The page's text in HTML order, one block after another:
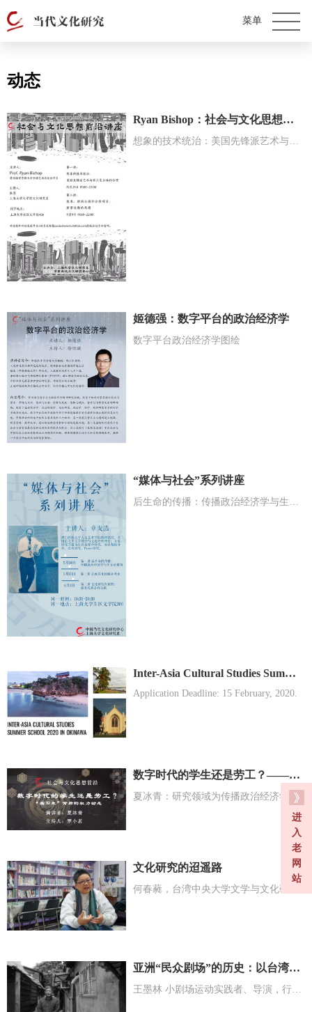
进
入
老
网
站
动态
Ryan Bishop：社会与文化思想前沿系列讲座
想象的技术统治：美国先锋派艺术与军工复合体的合作；技术、时间与国际合作项目：斯蒂格勒的思想
姬德强：数字平台的政治经济学
数字平台政治经济学图绘
“媒体与社会”系列讲座
后生命的传播：传播政治经济学与生存论视角”、“去西方化的媒介考古” “文化研究在田野：感官民族志得...
Inter-Asia Cultural Studies Summer School 2020 in Okinawa
Application Deadline: 15 February, 2020.
数字时代的学生还是劳工？——“实习生”背后的权力动态
夏冰青：研究领域为传播政治经济学、数字劳工、创客文化等
文化研究的迢遥路
亚洲“民众剧场”的历史：以台湾小剧场运动作为参照